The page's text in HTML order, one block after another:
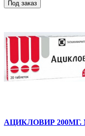
Под заказ
АЦИКЛОВИР